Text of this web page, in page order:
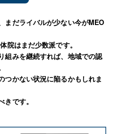
まだライバルが少ない今がMEO
院はまだ少数派です。
組みを継続すれば、地域での認
つかない状況に陥るかもしれま
です。